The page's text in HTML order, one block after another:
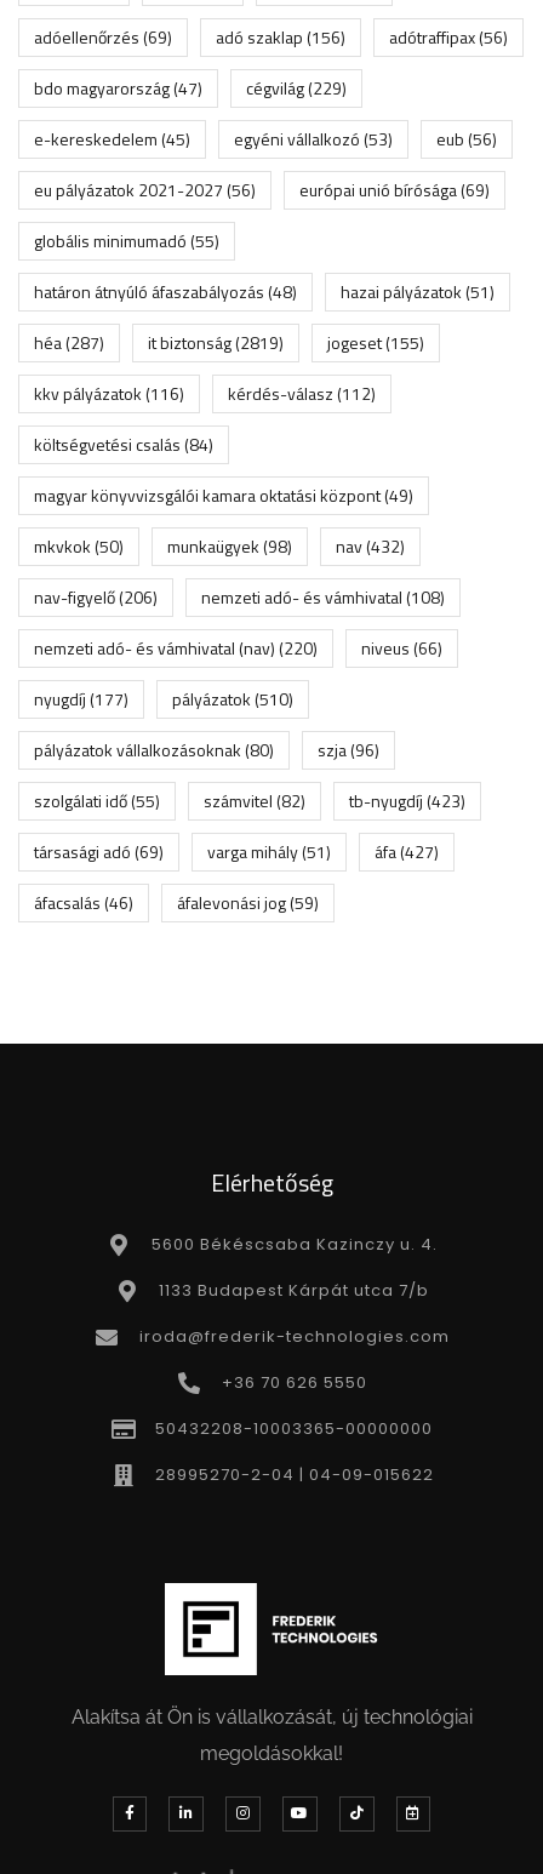
adóellenőrzés(69) adó szaklap(156) adótraffipax(56)
bdo magyarország(47) cégvilág(229)
e-kereskedelem(45) egyéni vállalkozó(53) eub(56)
eu pályázatok 2021-2027(56) európai unió bírósága(69)
globális minimumadó(55)
határon átnyúló áfaszabályozás(48) hazai pályázatok(51)
héa(287) it biztonság(2819) jogeset(155)
kkv pályázatok(116) kérdés-válasz(112)
költségvetési csalás(84)
magyar könyvvizsgálói kamara oktatási központ(49)
mkvkok(50) munkaügyek(98) nav(432)
nav-figyelő(206) nemzeti adó- és vámhivatal(108)
nemzeti adó- és vámhivatal (nav)(220) niveus(66)
nyugdíj(177) pályázatok(510)
pályázatok vállalkozásoknak(80) szja(96)
szolgálati idő(55) számvitel(82) tb-nyugdíj(423)
társasági adó(69) varga mihály(51) áfa(427)
áfacsalás(46) áfalevonási jog(59)
Elérhetőség
5600 Békéscsaba Kazinczy u. 4.
1133 Budapest Kárpát utca 7/b
iroda@frederik-technologies.com
+36 70 626 5550
50432208-10003365-00000000
28995270-2-04 | 04-09-015622
Alakítsa át Ön is vállalkozását, új technológiai
megoldásokkal!